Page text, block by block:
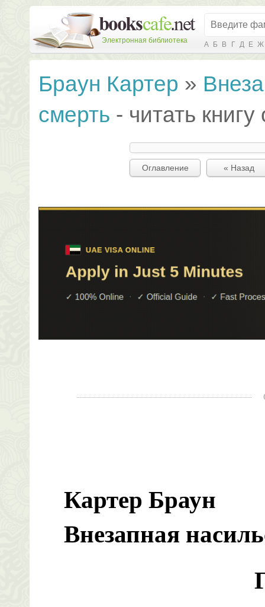
Электронная библиотека А Б В Г Д Е Ж
Браун Картер »
смерть - читать
Оглавление « Назад
Картер Браун
Внезапная